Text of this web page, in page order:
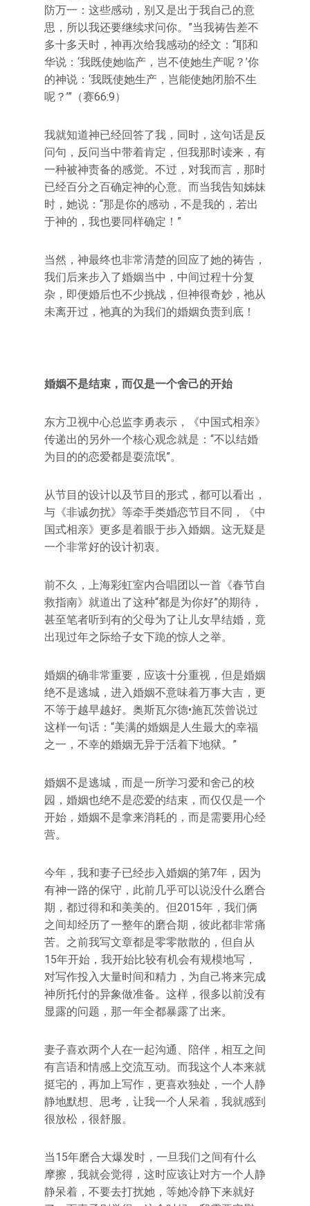
防万一：这些感动，别又是出于我自己的意
思，所以我还要继续求问你。”当我祷告差不
多十多天时，神再次给我感动的经文：“耶和
华说：‘我既使她临产，岂不使她生产呢？’你
的神说：‘我既使她生产，岂能使她闭胎不生
呢？’”（赛66:9）
我就知道神已经回答了我，同时，这句话是反
问句，反问当中带着肯定，但我那时读来，有
一种被神责备的感觉。不过，对我而言，那时
已经百分之百确定神的心意。而当我告知姊妹
时，她说：“那是你的感动，不是我的，若出
于神的，我也要同样确定！”
当然，神最终也非常清楚的回应了她的祷告，
我们后来步入了婚姻当中，中间过程十分复
杂，即便婚后也不少挑战，但神很奇妙，祂从
未离开过，祂真的为我们的婚姻负责到底！
婚姻不是结束，而仅是一个舍己的开始
东方卫视中心总监李勇表示，《中国式相亲》
传递出的另外一个核心观念就是：“不以结婚
为目的的恋爱都是耍流氓”。
从节目的设计以及节目的形式，都可以看出，
与《非诚勿扰》等牵手类婚恋节目不同，《中
国式相亲》更多是着眼于步入婚姻。这无疑是
一个非常好的设计初衷。
前不久，上海彩虹室内合唱团以一首《春节自
救指南》就道出了这种“都是为你好”的期待，
甚至笔者听到有的父母为了让儿女早结婚，竟
出现过年之际给子女下跪的惊人之举。
婚姻的确非常重要，应该十分重视，但是婚姻
绝不是逃城，进入婚姻不意味着万事大吉，更
不等于越早越好。奥斯瓦尔德•施瓦茨曾说过
这样一句话：“美满的婚姻是人生最大的幸福
之一，不幸的婚姻无异于活着下地狱。”
婚姻不是逃城，而是一所学习爱和舍己的校
园，婚姻也绝不是恋爱的结束，而仅仅是一个
开始，婚姻不是拿来消耗的，而是需要用心经
营。
今年，我和妻子已经步入婚姻的第7年，因为
有神一路的保守，此前几乎可以说没什么磨合
期，都过得和和美美的。但2015年，我们俩
之间却经历了一整年的磨合期，彼此都非常痛
苦。之前我写文章都是零零散散的，但自从
15年开始，我开始比较有机会有规模地写，
对写作投入大量时间和精力，为自己将来完成
神所托付的异象做准备。这样，很多以前没有
显露的问题，那一年全都暴露了出来。
妻子喜欢两个人在一起沟通、陪伴，相互之间
有言语和情感上交流互动。而我这个人本来就
挺宅的，再加上写作，更喜欢独处，一个人静
静地默想、思考，让我一个人呆着，我就感到
很放松，很舒服。
当15年磨合大爆发时，一旦我们之间有什么
摩擦，我就会觉得，这时应该让对方一个人静
静呆着，不要去打扰她，等她冷静下来就好